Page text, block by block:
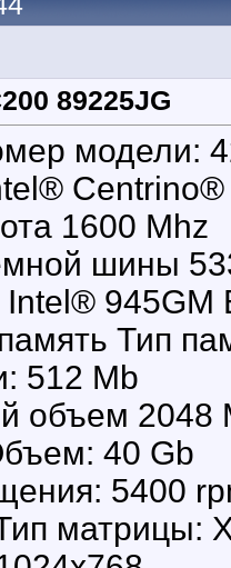
89225JG
модели:
1600 Mhz
шины
Intel® 945GM
Тип
512 Mb
объем 2048
40 Gb
5400
матрицы: